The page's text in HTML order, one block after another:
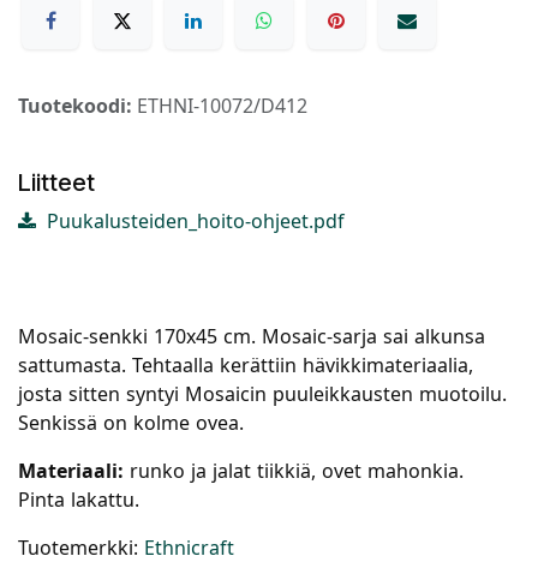
Tuotekoodi: ETHNI-10072/D412
Liitteet
Puukalusteiden_hoito-ohjeet.pdf
Mosaic-senkki 170x45 cm. Mosaic-sarja sai alkunsa
sattumasta. Tehtaalla kerättiin hävikkimateriaalia,
josta sitten syntyi Mosaicin puuleikkausten muotoilu.
Senkissä on kolme ovea.
Materiaali: runko ja jalat tiikkiä, ovet mahonkia.
Pinta lakattu.
Tuotemerkki: Ethnicraft